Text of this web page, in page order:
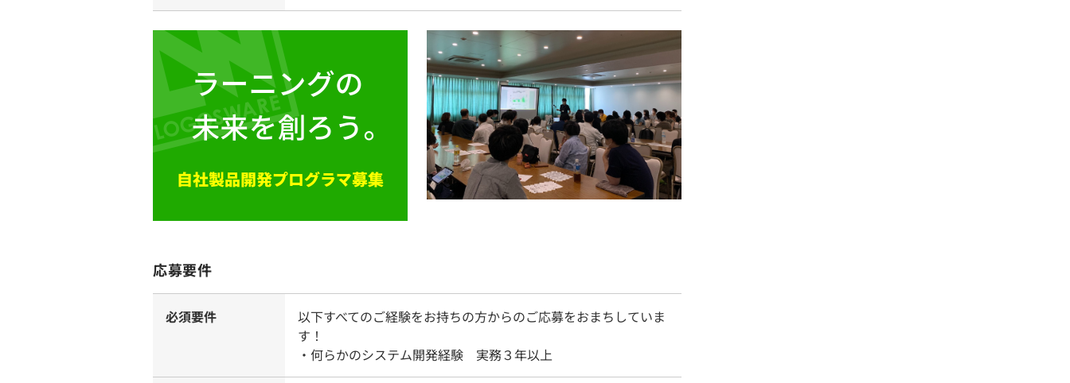
応募要件
必須要件
以下すべてのご経験をお持ちの方からのご応募をおまちしていま
す！
・何らかのシステム開発経験 実務３年以上